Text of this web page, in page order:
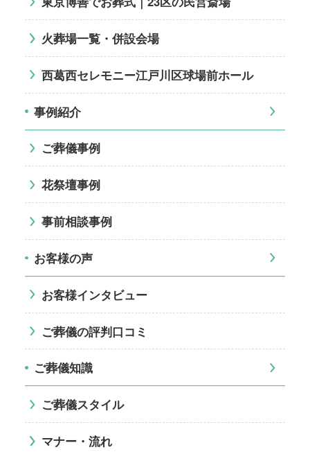
火葬場一覧・併設会場
西葛西セレモニー江戸川区球場前ホール
事例紹介
ご葬儀事例
花祭壇事例
事前相談事例
お客様の声
お客様インタビュー
ご葬儀の評判口コミ
ご葬儀知識
ご葬儀スタイル
マナー・流れ